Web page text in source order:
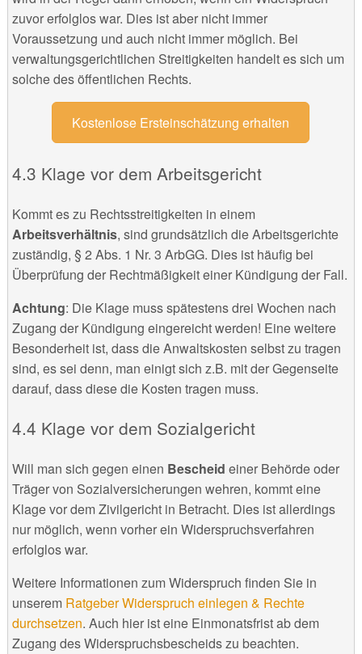
zuvor erfolglos war. Dies ist aber nicht immer
Voraussetzung und auch nicht immer möglich. Bei
verwaltungsgerichtlichen Streitigkeiten handelt es sich um
solche des öffentlichen Rechts.
Kostenlose Ersteinschätzung erhalten
Klage vor dem Arbeitsgericht
Kommt es zu Rechtsstreitigkeiten in einem
Arbeitsverhältnis, sind grundsätzlich die Arbeitsgerichte
zuständig, § 2 Abs. 1 Nr. 3 ArbGG. Dies ist häufig bei
Überprüfung der Rechtmäßigkeit einer Kündigung der Fall.
Achtung: Die Klage muss spätestens drei Wochen nach
Zugang der Kündigung eingereicht werden! Eine weitere
Besonderheit ist, dass die Anwaltskosten selbst zu tragen
sind, es sei denn, man einigt sich z.B. mit der Gegenseite
darauf, dass diese die Kosten tragen muss.
Klage vor dem Sozialgericht
Will man sich gegen einen Bescheid einer Behörde oder
Träger von Sozialversicherungen wehren, kommt eine
Klage vor dem Zivilgericht in Betracht. Dies ist allerdings
nur möglich, wenn vorher ein Widerspruchsverfahren
erfolglos war.
Weitere Informationen zum Widerspruch finden Sie in
unserem Ratgeber Widerspruch einlegen & Rechte
durchsetzen. Auch hier ist eine Einmonatsfrist ab dem
Zugang des Widerspruchsbescheids zu beachten.